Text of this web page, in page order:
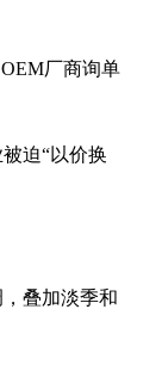
厂商询单
迫“以价换
叠加淡季和